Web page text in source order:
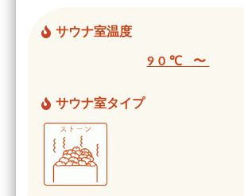
サウナ室温度
90℃ 〜
サウナ室タイプ